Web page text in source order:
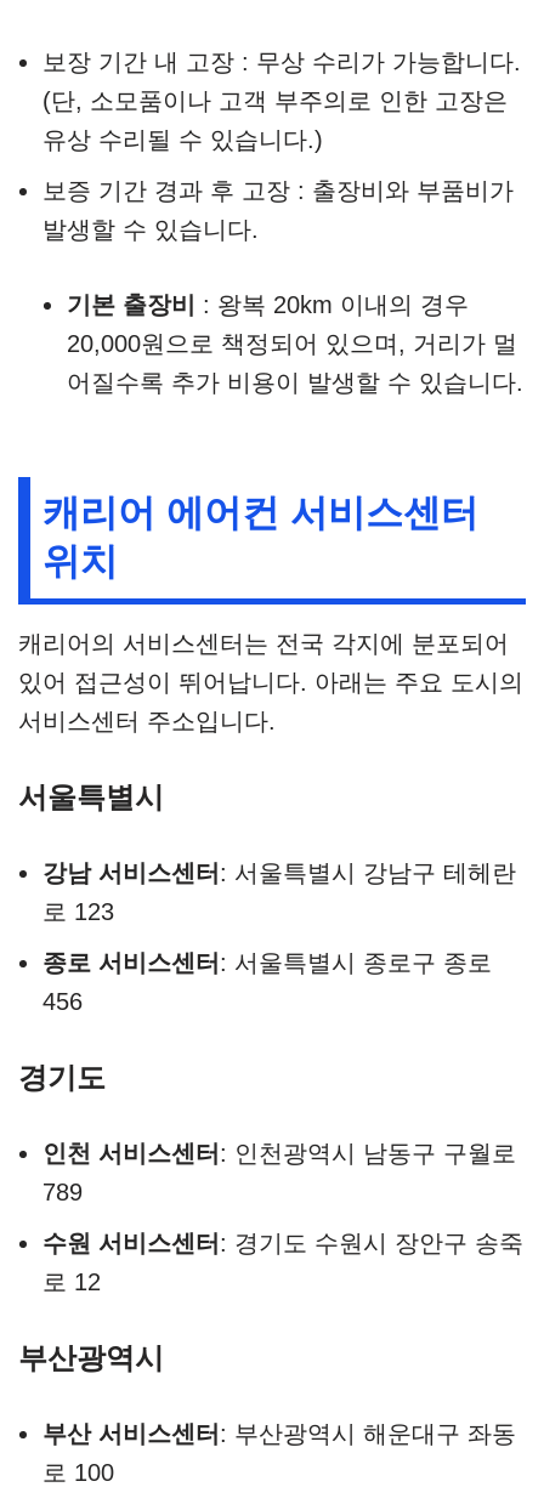
보장 기간 내 고장 : 무상 수리가 가능합니다.
(단, 소모품이나 고객 부주의로 인한 고장은
유상 수리될 수 있습니다.)
보증 기간 경과 후 고장 : 출장비와 부품비가
발생할 수 있습니다.
기본 출장비 : 왕복 20km 이내의 경우
20,000원으로 책정되어 있으며, 거리가 멀
어질수록 추가 비용이 발생할 수 있습니다.
캐리어 에어컨 서비스센터
위치
캐리어의 서비스센터는 전국 각지에 분포되어
있어 접근성이 뛰어납니다. 아래는 주요 도시의
서비스센터 주소입니다.
서울특별시
강남 서비스센터: 서울특별시 강남구 테헤란
로 123
종로 서비스센터: 서울특별시 종로구 종로
456
경기도
인천 서비스센터: 인천광역시 남동구 구월로
789
수원 서비스센터: 경기도 수원시 장안구 송죽
로 12
부산광역시
부산 서비스센터: 부산광역시 해운대구 좌동
로 100